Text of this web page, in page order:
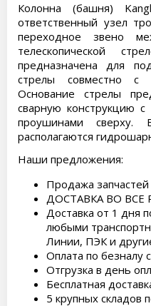
Колонна (башня)
ответственный узел
переходное звено
телескопической
предназначена для
стрелы совместно с
Основание стрелы
сварную конструкцию
проушинами сверху.
располагаются
Наши предложения:
Продажа
ДОСТАВКА ВО ВСЕ
Доставка от 1 дня
любыми
Линии, ПЭК и
Оплата по безналу
Отгрузка в день
Бесплатная
5 крупных складов